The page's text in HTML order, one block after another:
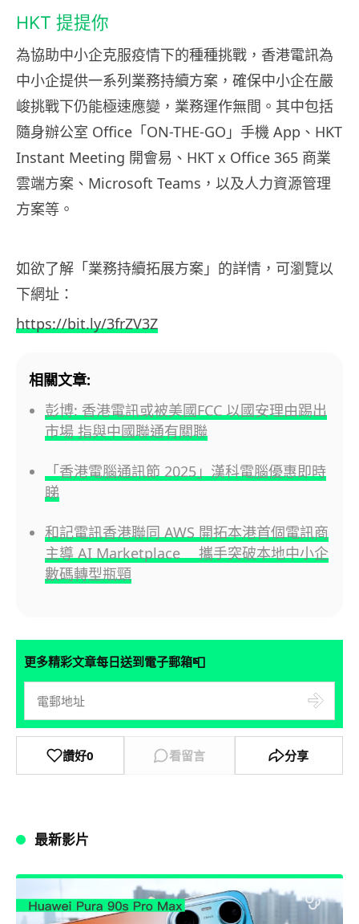
HKT 提提你
為協助中小企克服疫情下的種種挑戰，香港電訊為
中小企提供一系列業務持續方案，確保中小企在嚴
峻挑戰下仍能極速應變，業務運作無間。其中包括
隨身辦公室 Office「ON-THE-GO」手機 App、HKT
Instant Meeting 開會易、HKT x Office 365 商業
雲端方案、Microsoft Teams，以及人力資源管理
方案等。
如欲了解「業務持續拓展方案」的詳情，可瀏覽以
下網址：
https://bit.ly/3frZV3Z
相關文章:
彭博: 香港電訊或被美國FCC 以國安理由踢出
市場 指與中國聯通有關聯
「香港電腦通訊節 2025」漢科電腦優惠即時
睇
和記電訊香港聯同 AWS 開拓本港首個電訊商
主導 AI Marketplace 攜手突破本地中小企
數碼轉型瓶頸
更多精彩文章每日送到電子郵箱📮
讚好0 看留言 分享
最新影片